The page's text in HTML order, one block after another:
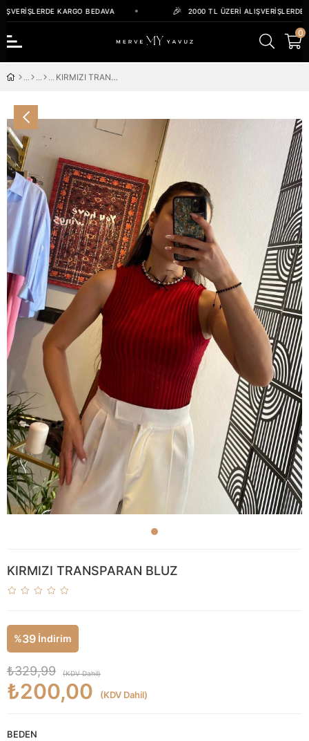
0
KARGO BEDAVA 2000 TL ÜZERI ALIŞVERIŞLERDE
KIRMIZI TRANSPARAN BLUZ
KIRMIZI TRANSPARAN BLUZ
%39 İndirim
₺329,99 (KDV Dahil)
₺200,00 (KDV Dahil)
BEDEN